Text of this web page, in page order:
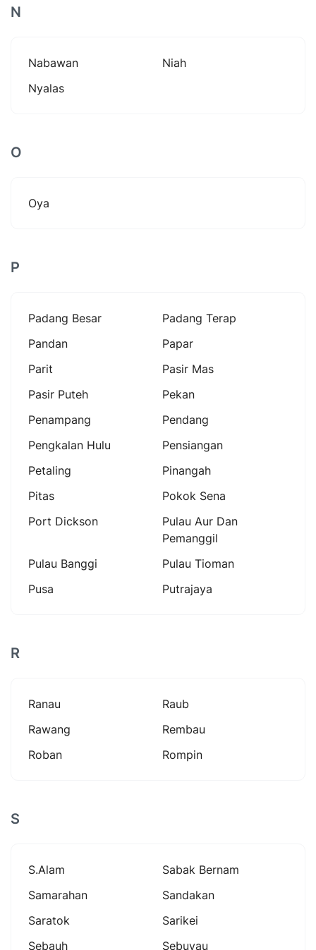
N
Nabawan
Niah
Nyalas
O
Oya
P
Padang Besar
Padang Terap
Pandan
Papar
Parit
Pasir Mas
Pasir Puteh
Pekan
Penampang
Pendang
Pengkalan Hulu
Pensiangan
Petaling
Pinangah
Pitas
Pokok Sena
Port Dickson
Pulau Aur Dan
Pemanggil
Pulau Banggi
Pulau Tioman
Pusa
Putrajaya
R
Ranau
Raub
Rawang
Rembau
Roban
Rompin
S
S.alam
Sabak Bernam
Samarahan
Sandakan
Saratok
Sarikei
Sebauh
Sebuyau